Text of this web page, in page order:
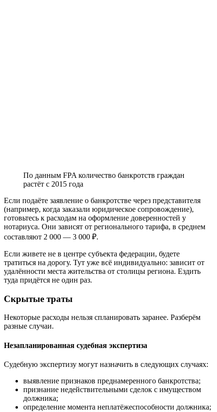
По данным FPA количество банкротств граждан
растёт с 2015 года
Если подаёте заявление о банкротстве через представителя
(например, когда заказали юридическое сопровождение),
готовьтесь к расходам на оформление доверенностей у
нотариуса. Они зависят от регионального тарифа, в среднем
составляют 2 000 — 3 000 ₽.
Если живете не в центре субъекта федерации, будете
тратиться на дорогу. Тут уже всё индивидуально: зависит от
удалённости места жительства от столицы региона. Ездить
туда придётся не один раз.
Скрытые траты
Некоторые расходы нельзя спланировать заранее. Разберём
разные случаи.
Незапланированная судебная экспертиза
Судебную экспертизу могут назначить в следующих случаях:
выявление признаков преднамеренного банкротства;
признание недействительными сделок с имуществом
должника;
определение момента неплатёжеспособности должника;